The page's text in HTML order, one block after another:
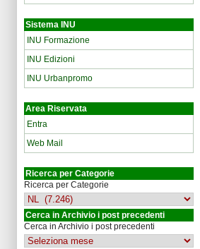
Sistema INU
INU Formazione
INU Edizioni
INU Urbanpromo
Area Riservata
Entra
Web Mail
Ricerca per Categorie
Ricerca per Categorie
Cerca in Archivio i post precedenti
Cerca in Archivio i post precedenti